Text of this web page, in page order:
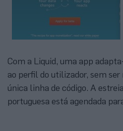
Com a Liquid, uma app
ao perfil do utilizador, sem
única linha de código. A
portuguesa está agendada